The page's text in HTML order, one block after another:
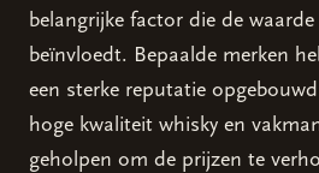
belangrijke factor die de
beïnvloedt. Bepaalde merken
een sterke reputatie
hoge kwaliteit whisky en
geholpen om de prijzen te